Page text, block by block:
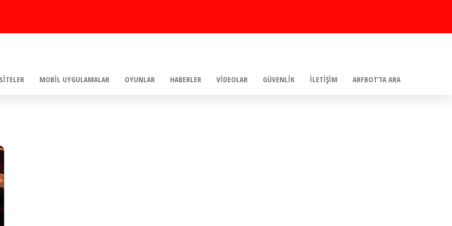
MOBIL UYGULAMALAR OYUNLAR HABERLER VIDEOLAR GÜVENLIK İLETIŞIM ARFBOT’TA ARA